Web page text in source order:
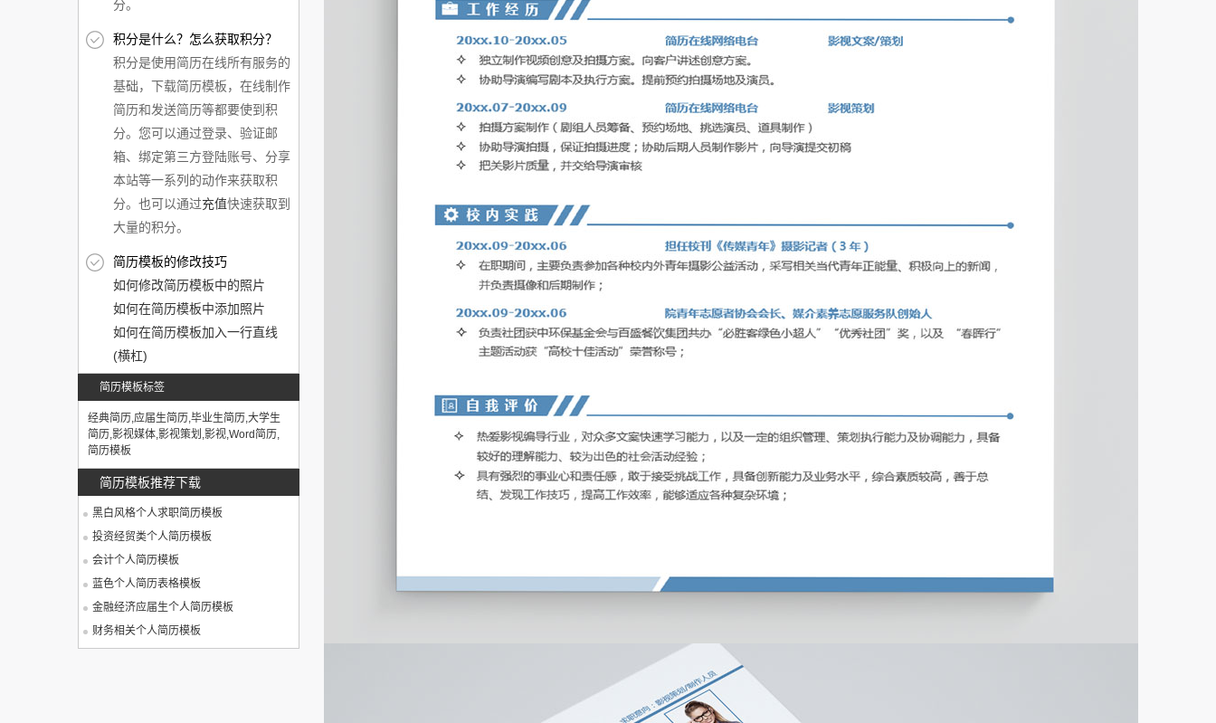
分。
积分是什么？怎么获取积分？
积分是使用简历在线所有服务的
基础，下载简历模板，在线制作
简历和发送简历等都要使到积
分。您可以通过登录、验证邮
箱、绑定第三方登陆账号、分享
本站等一系列的动作来获取积
分。也可以通过充值快速获取到
大量的积分。
简历模板的修改技巧
如何修改简历模板中的照片
如何在简历模板中添加照片
如何在简历模板加入一行直线
(横杠)
简历模板标签
经典简历,应届生简历,毕业生简历,大学生
简历,影视媒体,影视策划 ,影视,Word简历,
简历模板
简历模板推荐下载
黑白风格个人求职简历模板
投资经贸类个人简历模板
会计个人简历模板
蓝色个人简历表格模板
金融经济应届生个人简历模板
财务相关个人简历模板